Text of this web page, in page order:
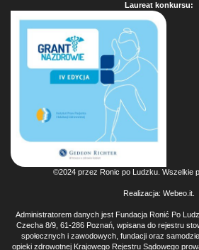
Laureat konkursu:
©2024 przez Ronic po Ludzku. Wszelkie
Realizacja: Webeo.it.
Administratorem danych jest Fundacja Ronić Po
Czecha 8/9, 61-286 Poznań, wpisana do rejestru
społecznych i zawodowych, fundacji oraz
opieki zdrowotnej Krajowego Rejestru Sądowego